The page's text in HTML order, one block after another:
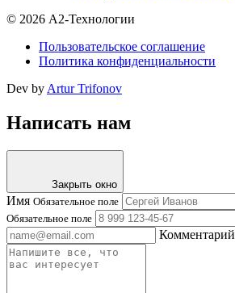
© 2026 А2-Технологии
Пользовательское соглашение
Политика конфиденциальности
Dev by Artur Trifonov
Написать нам
Закрыть окно
Имя Обязательное поле
Обязательное поле
Комментарий